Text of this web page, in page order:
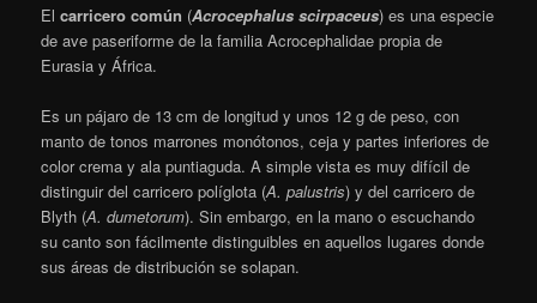
Elcarricero común (Acrocephalus scirpaceus) es una especie
de ave paseriforme de la familia Acrocephalidae propia de
Eurasia y África.
Es un pájaro de 13 cm de longitud y unos 12 g de peso, con
manto de tonos marrones monótonos, ceja y partes inferiores de
color crema y ala puntiaguda. A simple vista es muy difícil de
distinguir del carricero políglota (A. palustris) y del carricero de
Blyth (A. dumetorum). Sin embargo, en la mano o escuchando
su canto son fácilmente distinguibles en aquellos lugares donde
sus áreas de distribución se solapan.